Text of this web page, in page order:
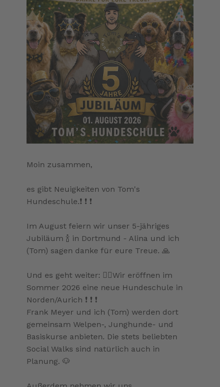
Moin zusammen,
es gibt Neuigkeiten von Tom's
Hundeschule.❗️ ❗️ ❗️
Im August feiern wir unser 5-jähriges
Jubiläum 🍾 in Dortmund - Alina und ich
(Tom) sagen danke für eure Treue. 🙏
Und es geht weiter: ☝🏽Wir eröffnen im
Sommer 2026 eine neue Hundeschule in
Norden/Aurich ❗️ ❗️ ❗️
Frank Meyer und ich (Tom) werden dort
gemeinsam Welpen-, Junghunde- und
Basiskurse anbieten. Die stets beliebten
Social Walks sind natürlich auch in
Planung. 🐶